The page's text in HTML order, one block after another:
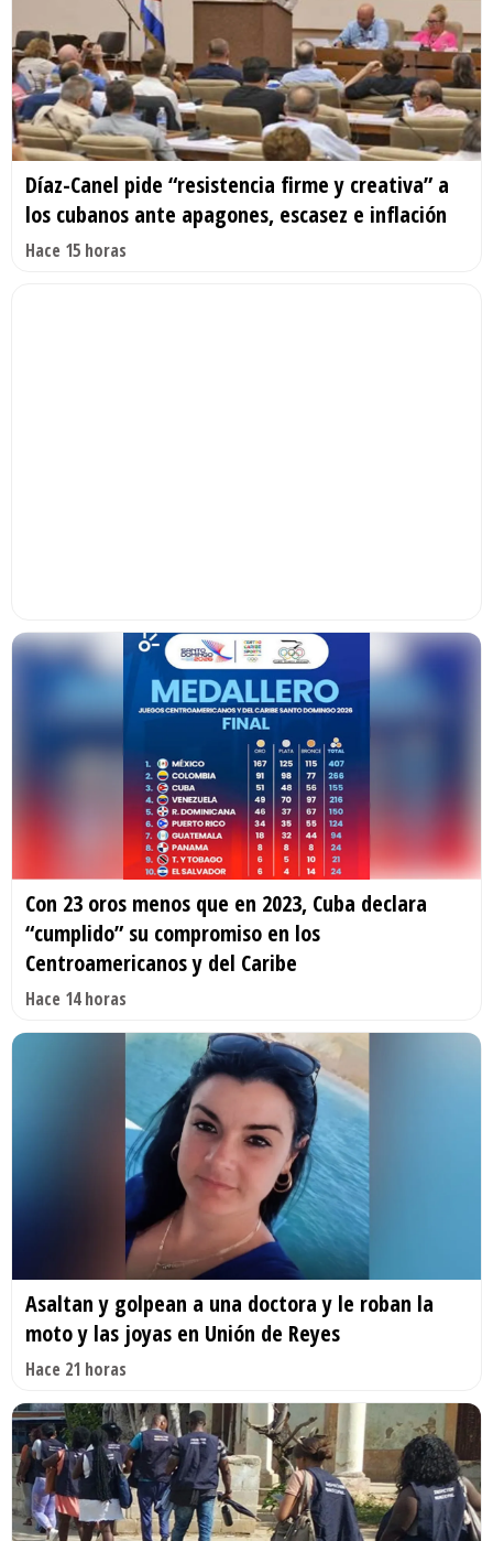
Díaz-Canel pide “resistencia firme y creativa” a
los cubanos ante apagones, escasez e inflación
Hace 15 horas
Con 23 oros menos que en 2023, Cuba declara
“cumplido” su compromiso en los
Centroamericanos y del Caribe
Hace 14 horas
Asaltan y golpean a una doctora y le roban la
moto y las joyas en Unión de Reyes
Hace 21 horas